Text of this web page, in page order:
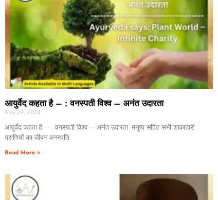
आयुर्वेद कहता है – : वनस्पती विश्व – अनंत उदारता
May 29, 2024
आयुर्वेद कहता है – : वनस्पती विश्व – अनंत उदारता मनुष्य सहित सभी शाकाहारी
प्राणियों का जीवन वनस्पति
Read More »